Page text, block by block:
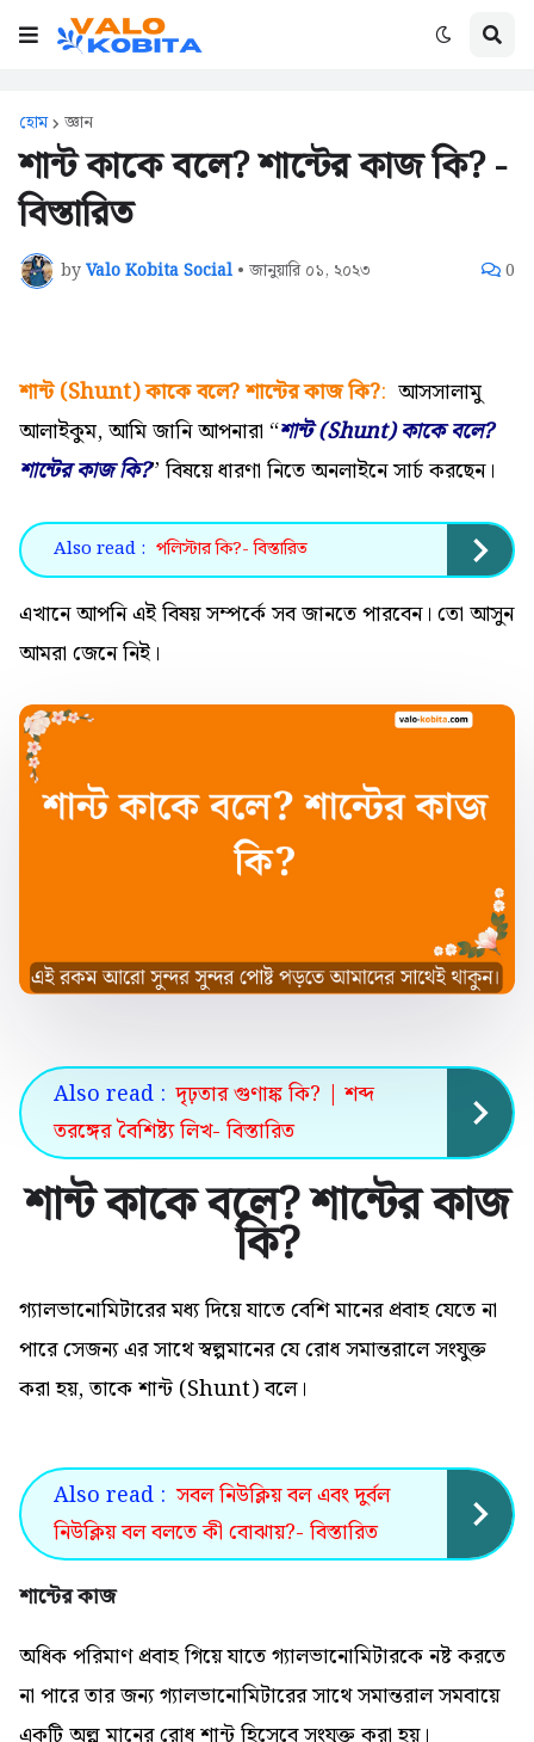
হোম জ্ঞান
শান্ট কাকে বলে? শান্টের কাজ কি? -
বিস্তারিত
byValo Kobita Social • জানুয়ারি ০১, ২০২৩ 0
শান্ট (Shunt) কাকে বলে? শান্টের কাজ কি?: আসসালামু
আলাইকুম,আমি জানি আপনারা “শান্ট (Shunt) কাকে বলে?
শান্টের কাজ কি?” বিষয়ে ধারণা নিতে অনলাইনে সার্চ করছেন।
Also read : পলিস্টার কি?- বিস্তারিত
এখানে আপনি এই বিষয় সম্পর্কে সব জানতে পারবেন। তো আসুন
আমরা জেনে নিই।
Also read : দৃঢ়তার গুণাঙ্ক কি? | শব্দ
তরঙ্গের বৈশিষ্ট্য লিখ- বিস্তারিত
শান্ট কাকে বলে? শান্টের কাজ
কি?
গ্যালভানোমিটারের মধ্য দিয়ে যাতে বেশি মানের প্রবাহ যেতে না
পারে সেজন্য এর সাথে স্বল্পমানের যে রোধ সমান্তরালে সংযুক্ত
করা হয়, তাকে শান্ট (Shunt) বলে।
Also read : সবল নিউক্লিয় বল এবং দুর্বল
নিউক্লিয় বল বলতে কী বোঝায়?- বিস্তারিত
শান্টের কাজ
অধিক পরিমাণ প্রবাহ গিয়ে যাতে গ্যালভানোমিটারকে নষ্ট করতে
না পারে তার জন্য গ্যালভানোমিটারের সাথে সমান্তরাল সমবায়ে
একটি অল্প মানের রোধ শান্ট হিসেবে সংযুক্ত করা হয়।